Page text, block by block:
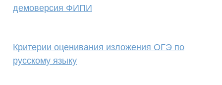
демоверсия ФИПИ
Критерии оценивания изложения ОГЭ по
русскому языку